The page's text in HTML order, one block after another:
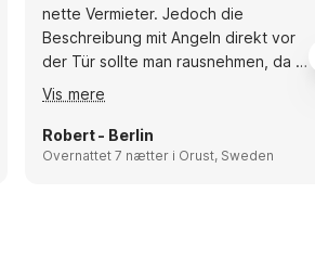
nette Vermieter. Jedoch die
Beschreibung mit Angeln direkt vor
der Tür sollte man rausnehmen, da es
dort sehr schwierigen Zugang zum
Wasser und keine wirklichen Stellen
gibt da man direkt am Fähranleger
bzw. Hafen mit vielen Booten ist
Vis mere
Robert - Berlin
Overnattet 7 nætter i Orust, Sweden